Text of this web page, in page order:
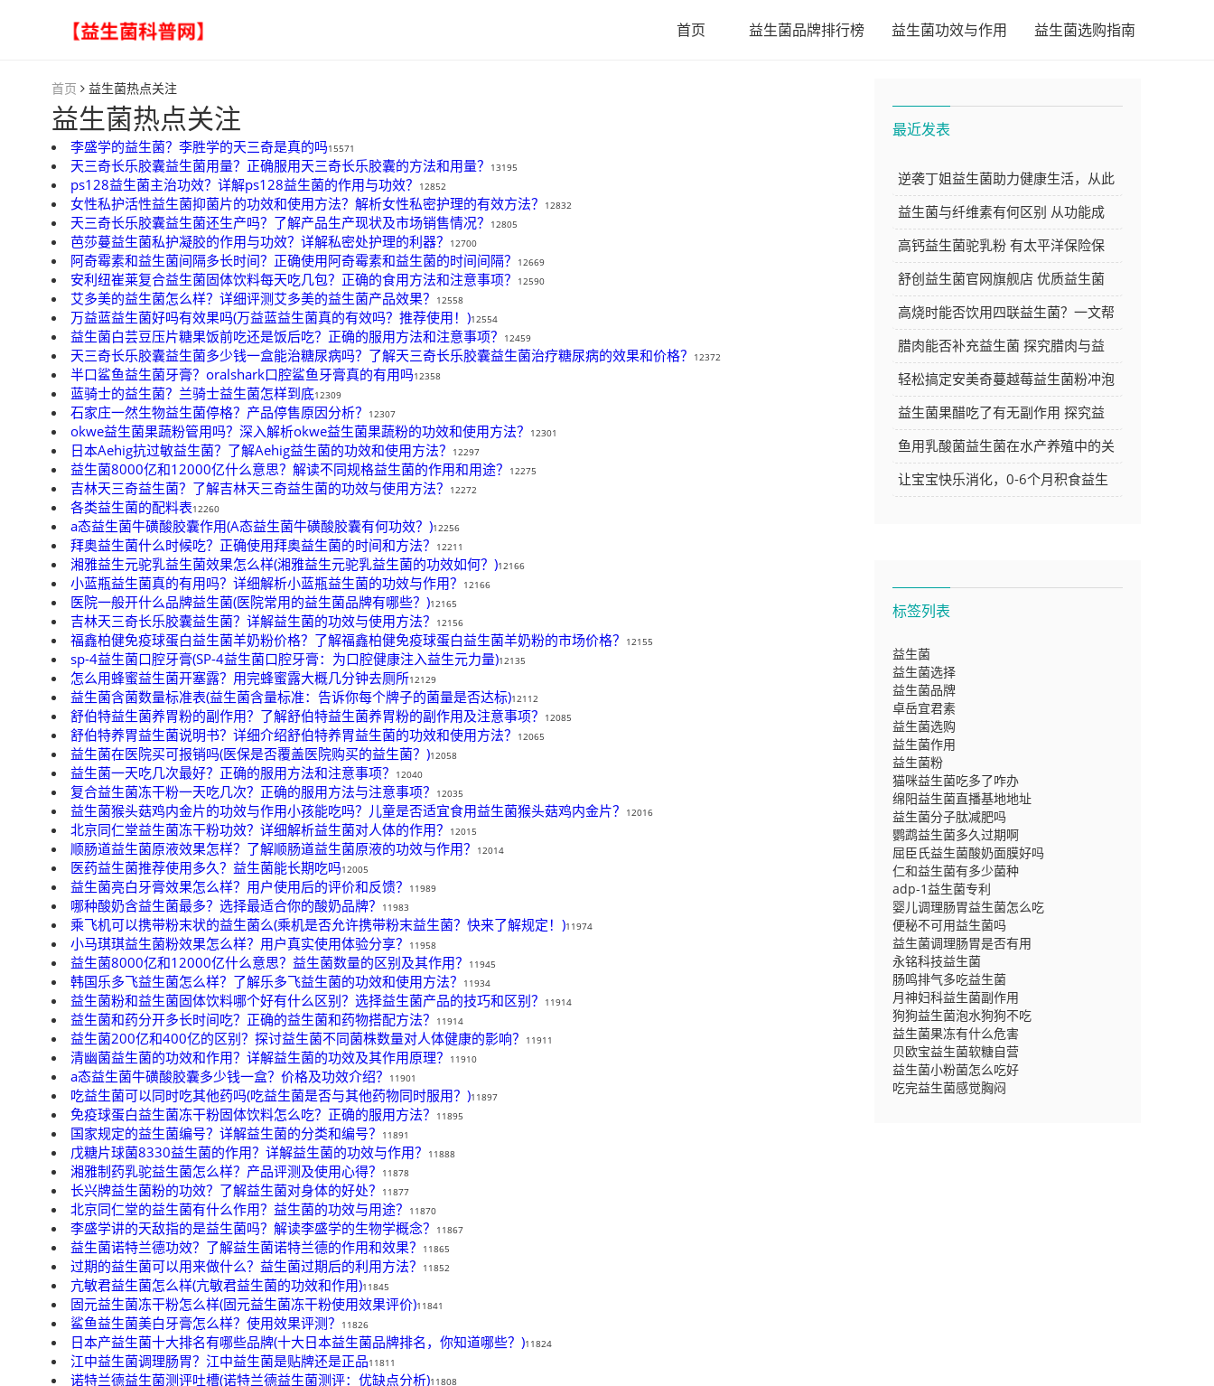
首页 益生菌品牌排行榜 益生菌功效与作用 益生菌选购指南
首页 益生菌热点关注
益生菌热点关注
李盛学的益生菌？李胜学的天三奇是真的吗15571
天三奇长乐胶囊益生菌用量？正确服用天三奇长乐胶囊的方法和用量？ 13195
ps128益生菌主治功效？详解ps128益生菌的作用与功效？ 12852
女性私护活性益生菌抑菌片的功效和使用方法？解析女性私密护理的有效方法？ 12832
天三奇长乐胶囊益生菌还生产吗？了解产品生产现状及市场销售情况？ 12805
芭莎蔓益生菌私护凝胶的作用与功效？详解私密处护理的利器？ 12700
阿奇霉素和益生菌间隔多长时间？正确使用阿奇霉素和益生菌的时间间隔？ 12669
安利纽崔莱复合益生菌固体饮料每天吃几包？正确的食用方法和注意事项？ 12590
艾多美的益生菌怎么样？详细评测艾多美的益生菌产品效果？ 12558
万益蓝益生菌好吗有效果吗(万益蓝益生菌真的有效吗？推荐使用！)12554
益生菌白芸豆压片糖果饭前吃还是饭后吃？正确的服用方法和注意事项？ 12459
天三奇长乐胶囊益生菌多少钱一盒能治糖尿病吗？了解天三奇长乐胶囊益生菌治疗糖尿病的效果和价格？ 12372
半口鲨鱼益生菌牙膏？oralshark口腔鲨鱼牙膏真的有用吗12358
蓝骑士的益生菌？兰骑士益生菌怎样到底12309
石家庄一然生物益生菌停格？产品停售原因分析？ 12307
okwe益生菌果蔬粉管用吗？深入解析okwe益生菌果蔬粉的功效和使用方法？ 12301
日本Aehig抗过敏益生菌？了解Aehig益生菌的功效和使用方法？ 12297
益生菌8000亿和12000亿什么意思？解读不同规格益生菌的作用和用途？ 12275
吉林天三奇益生菌？了解吉林天三奇益生菌的功效与使用方法？ 12272
各类益生菌的配料表12260
a态益生菌牛磺酸胶囊作用(A态益生菌牛磺酸胶囊有何功效？)12256
拜奥益生菌什么时候吃？正确使用拜奥益生菌的时间和方法？ 12211
湘雅益生元驼乳益生菌效果怎么样(湘雅益生元驼乳益生菌的功效如何？)12166
小蓝瓶益生菌真的有用吗？详细解析小蓝瓶益生菌的功效与作用？ 12166
医院一般开什么品牌益生菌(医院常用的益生菌品牌有哪些？)12165
吉林天三奇长乐胶囊益生菌？详解益生菌的功效与使用方法？ 12156
福鑫柏健免疫球蛋白益生菌羊奶粉价格？了解福鑫柏健免疫球蛋白益生菌羊奶粉的市场价格？ 12155
sp-4益生菌口腔牙膏(SP-4益生菌口腔牙膏：为口腔健康注入益生元力量)12135
怎么用蜂蜜益生菌开塞露？用完蜂蜜露大概几分钟去厕所12129
益生菌含菌数量标准表(益生菌含量标准：告诉你每个牌子的菌量是否达标)12112
舒伯特益生菌养胃粉的副作用？了解舒伯特益生菌养胃粉的副作用及注意事项？ 12085
舒伯特养胃益生菌说明书？详细介绍舒伯特养胃益生菌的功效和使用方法？ 12065
益生菌在医院买可报销吗(医保是否覆盖医院购买的益生菌？)12058
益生菌一天吃几次最好？正确的服用方法和注意事项？ 12040
复合益生菌冻干粉一天吃几次？正确的服用方法与注意事项？ 12035
益生菌猴头菇鸡内金片的功效与作用小孩能吃吗？儿童是否适宜食用益生菌猴头菇鸡内金片？ 12016
北京同仁堂益生菌冻干粉功效？详细解析益生菌对人体的作用？ 12015
顺肠道益生菌原液效果怎样？了解顺肠道益生菌原液的功效与作用？ 12014
医药益生菌推荐使用多久？益生菌能长期吃吗12005
益生菌亮白牙膏效果怎么样？用户使用后的评价和反馈？ 11989
哪种酸奶含益生菌最多？选择最适合你的酸奶品牌？ 11983
乘飞机可以携带粉末状的益生菌么(乘机是否允许携带粉末益生菌？快来了解规定！)11974
小马琪琪益生菌粉效果怎么样？用户真实使用体验分享？ 11958
益生菌8000亿和12000亿什么意思？益生菌数量的区别及其作用？ 11945
韩国乐多飞益生菌怎么样？了解乐多飞益生菌的功效和使用方法？ 11934
益生菌粉和益生菌固体饮料哪个好有什么区别？选择益生菌产品的技巧和区别？ 11914
益生菌和药分开多长时间吃？正确的益生菌和药物搭配方法？ 11914
益生菌200亿和400亿的区别？探讨益生菌不同菌株数量对人体健康的影响？ 11911
清幽菌益生菌的功效和作用？详解益生菌的功效及其作用原理？ 11910
a态益生菌牛磺酸胶囊多少钱一盒？价格及功效介绍？ 11901
吃益生菌可以同时吃其他药吗(吃益生菌是否与其他药物同时服用？)11897
免疫球蛋白益生菌冻干粉固体饮料怎么吃？正确的服用方法？ 11895
国家规定的益生菌编号？详解益生菌的分类和编号？ 11891
戊糖片球菌8330益生菌的作用？详解益生菌的功效与作用？ 11888
湘雅制药乳驼益生菌怎么样？产品评测及使用心得？ 11878
长兴牌益生菌粉的功效？了解益生菌对身体的好处？ 11877
北京同仁堂的益生菌有什么作用？益生菌的功效与用途？ 11870
李盛学讲的天敌指的是益生菌吗？解读李盛学的生物学概念？ 11867
益生菌诺特兰德功效？了解益生菌诺特兰德的作用和效果？ 11865
过期的益生菌可以用来做什么？益生菌过期后的利用方法？ 11852
亢敏君益生菌怎么样(亢敏君益生菌的功效和作用)11845
固元益生菌冻干粉怎么样(固元益生菌冻干粉使用效果评价)11841
鲨鱼益生菌美白牙膏怎么样？使用效果评测？ 11826
日本产益生菌十大排名有哪些品牌(十大日本益生菌品牌排名，你知道哪些？)11824
江中益生菌调理肠胃？江中益生菌是贴牌还是正品11811
诺特兰德益生菌测评吐槽(诺特兰德益生菌测评：优缺点分析)11808
最近发表
逆袭丁姐益生菌助力健康生活，从此
告别肠胃困扰焕发新活力
益生菌与纤维素有何区别 从功能成
分等方面深度解析
高钙益生菌驼乳粉 有太平洋保险保
障 品质与安心的双重选择
舒创益生菌官网旗舰店 优质益生菌
产品的选购好去处
高烧时能否饮用四联益生菌？一文帮
你解答
腊肉能否补充益生菌 探究腊肉与益
生菌的关系
轻松搞定安美奇蔓越莓益生菌粉冲泡
方法，让你的每日养生更简单
益生菌果醋吃了有无副作用 探究益
生菌果醋的安全性
鱼用乳酸菌益生菌在水产养殖中的关
键作用与应用探讨
让宝宝快乐消化，0-6个月积食益生
标签列表
益生菌
益生菌选择
益生菌品牌
卓岳宜君素
益生菌选购
益生菌作用
益生菌粉
猫咪益生菌吃多了咋办
绵阳益生菌直播基地地址
益生菌分子肽减肥吗
鹦鹉益生菌多久过期啊
屈臣氏益生菌酸奶面膜好吗
仁和益生菌有多少菌种
adp-1益生菌专利
婴儿调理肠胃益生菌怎么吃
便秘不可用益生菌吗
益生菌调理肠胃是否有用
永铭科技益生菌
肠鸣排气多吃益生菌
月神妇科益生菌副作用
狗狗益生菌泡水狗狗不吃
益生菌果冻有什么危害
贝欧宝益生菌软糖自营
益生菌小粉菌怎么吃好
吃完益生菌感觉胸闷